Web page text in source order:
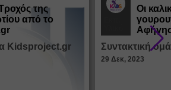
της
από το
Kidsproject.gr
Οι
από τα
Συντακτική
29 Δεκ, 2023